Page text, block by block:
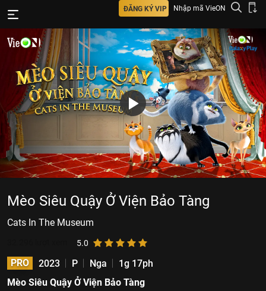
ĐĂNG KÝ VIP Nhập mã VieON
Mèo Siêu Quậy Ở Viện Bảo Tàng
Cats In The Museum
5.0
PRO 2023 P Nga
1g 17ph
Mèo Siêu Quậy Ở Viện Bảo Tàng